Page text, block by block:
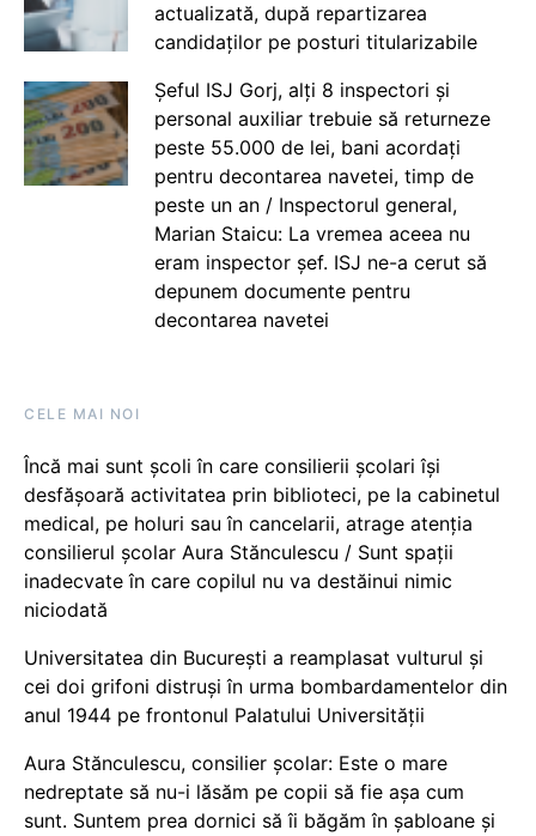
actualizată, după repartizarea
candidaților pe posturi titularizabile
Șeful ISJ Gorj, alți 8 inspectori și
personal auxiliar trebuie să returneze
peste 55.000 de lei, bani acordați
pentru decontarea navetei, timp de
peste un an / Inspectorul general,
Marian Staicu: La vremea aceea nu
eram inspector șef. ISJ ne-a cerut să
depunem documente pentru
decontarea navetei
CELE MAI NOI
Încă mai sunt școli în care consilierii școlari își
desfășoară activitatea prin biblioteci, pe la cabinetul
medical, pe holuri sau în cancelarii, atrage atenția
consilierul școlar Aura Stănculescu / Sunt spații
inadecvate în care copilul nu va destăinui nimic
niciodată
Universitatea din București a reamplasat vulturul și
cei doi grifoni distruși în urma bombardamentelor din
anul 1944 pe frontonul Palatului Universității
Aura Stănculescu, consilier școlar: Este o mare
nedreptate să nu-i lăsăm pe copii să fie așa cum
sunt. Suntem prea dornici să îi băgăm în șabloane și